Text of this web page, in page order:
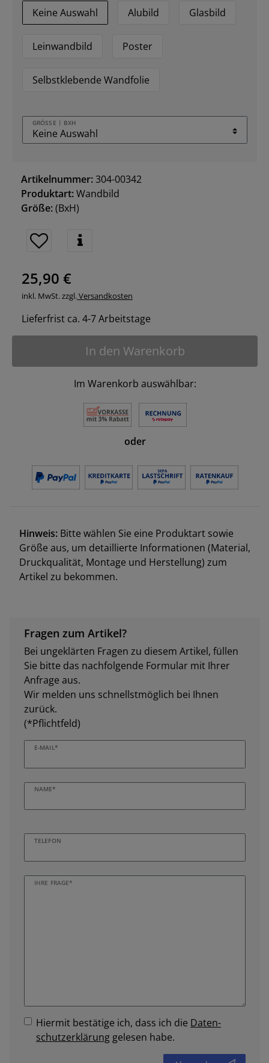
Keine Auswahl
Alubild Glasbild
Leinwandbild Poster
Selbstklebende Wandfolie
GRÖSSE | BXH
Artikelnummer:304-00342
Produktart:Wandbild
Größe:(BxH)
25,90 €
inkl. MwSt. zzgl.Versandkosten
Lieferfrist ca. 4-7 Arbeitstage
In den Warenkorb
Im Warenkorb auswählbar:
oder
Hinweis: Bitte wählen Sie eine Produktart sowie
Größe aus, um detaillierte Informationen (Material,
Druckqualität, Montage und Herstellung) zum
Artikel zu bekommen.
Fragen zum Artikel?
Bei ungeklärten Fragen zu diesem Artikel, füllen
Sie bitte das nachfolgende Formular mit Ihrer
Anfrage aus.
Wir melden uns schnellstmöglich bei Ihnen
zurück.
(*Pflichtfeld)
E-MAIL*
NAME*
TELEFON
IHRE FRAGE*
Hiermit bestätige ich, dass ich die Daten­
schutz­erklärung gelesen habe.